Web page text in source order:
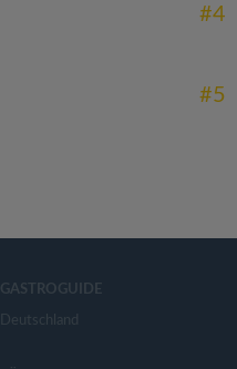
#4
#5
GASTROGUIDE
Deutschland